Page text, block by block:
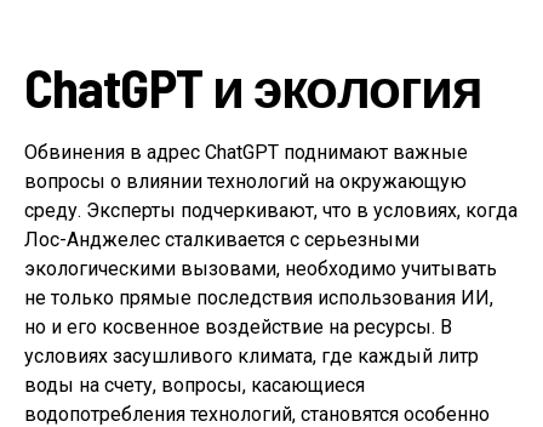
ChatGPT и экология
Обвинения в адрес ChatGPT поднимают важные
вопросы о влиянии технологий на окружающую
среду. Эксперты подчеркивают, что в условиях, когда
Лос-Анджелес сталкивается с серьезными
экологическими вызовами, необходимо учитывать
не только прямые последствия использования ИИ,
но и его косвенное воздействие на ресурсы. В
условиях засушливого климата, где каждый литр
воды на счету, вопросы, касающиеся
водопотребления технологий, становятся особенно